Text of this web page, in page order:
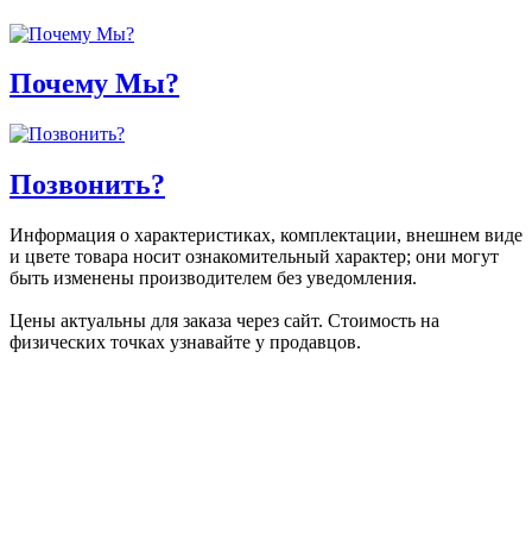
Почему Мы?
Позвонить?
Информация о характеристиках, комплектации, внешнем виде
и цвете товара носит ознакомительный характер; они могут
быть изменены производителем без уведомления.
Цены актуальны для заказа через сайт. Стоимость на
физических точках узнавайте у продавцов.